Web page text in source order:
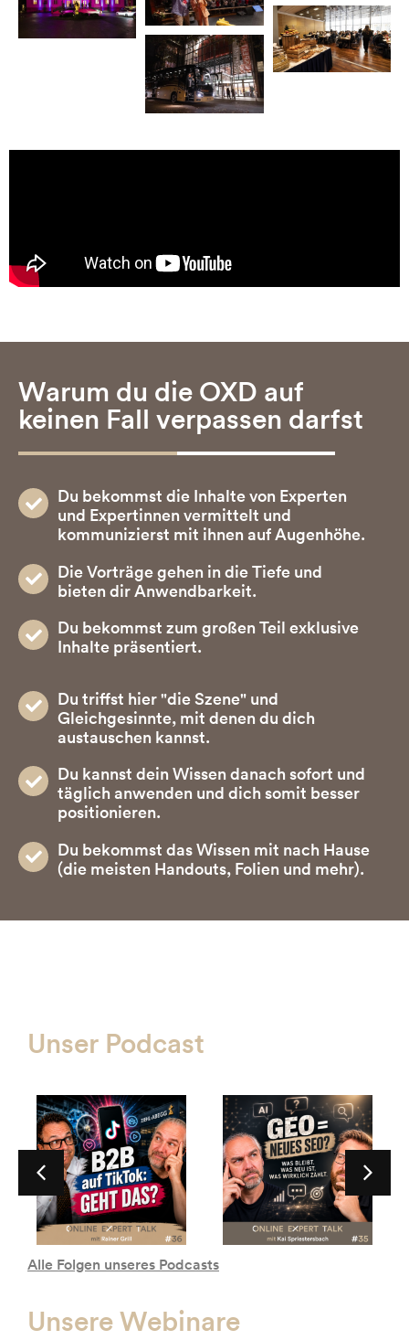
Warum du die OXD auf
keinen Fall verpassen darfst
Du bekommst die Inhalte von Experten
und Expertinnen vermittelt und
kommunizierst mit ihnen auf Augenhöhe.
Die Vorträge gehen in die Tiefe und
bieten dir Anwendbarkeit.
Du bekommst zum großen Teil exklusive
Inhalte präsentiert.
Du triffst hier "die Szene" und
Gleichgesinnte, mit denen du dich
austauschen kannst.
Du kannst dein Wissen danach sofort und
täglich anwenden und dich somit besser
positionieren.
Du bekommst das Wissen mit nach Hause
(die meisten Handouts, Folien und mehr).
Unser Podcast
Alle Folgen unseres Podcasts
Unsere Webinare